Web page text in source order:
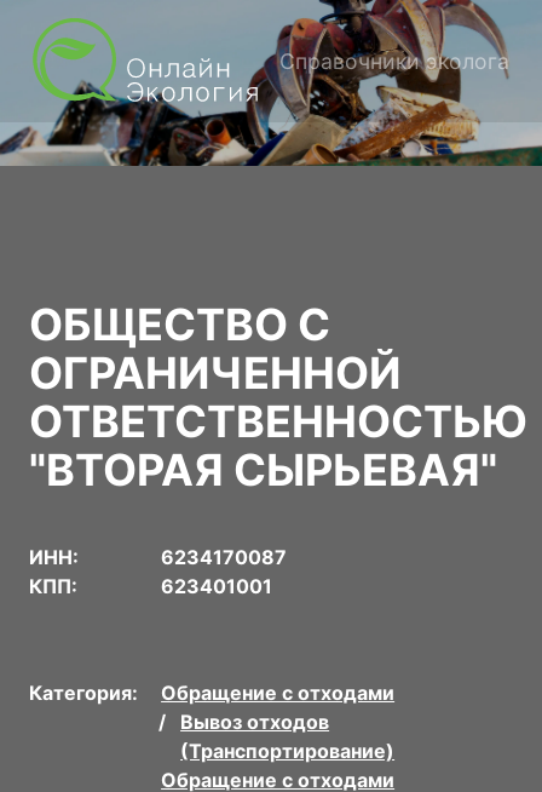
Справочники эколога
ОБЩЕСТВО С
ОГРАНИЧЕННОЙ
ОТВЕТСТВЕННОСТЬЮ
"ВТОРАЯ СЫРЬЕВАЯ"
ИНН:
6234170087
КПП:
623401001
Категория:
Обращение с отходами
Вывоз отходов
(Транспортирование)
Обращение с отходами